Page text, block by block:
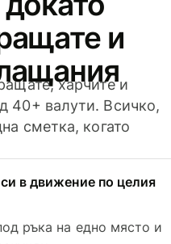
и
харчите и
40+ валути. Всичко,
сметка, когато
в движение по целия
ръка на едно място и